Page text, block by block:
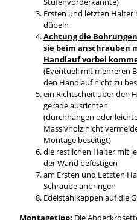
Ersten und letzten Halter
dübeln
Achtung die
sie beim anschrauben
Handlauf vorbei
(Eventuell mit mehreren
den Handlauf nicht zu
ein Richtscheit über den
gerade ausrichten
(durchhängen oder
Massivholz nicht
Montage beseitigt)
die restlichen Halter mit
der Wand befestigen
am Ersten und Letzten
Schraube anbringen
Edelstahlkappen auf die
Montagetipp: Die